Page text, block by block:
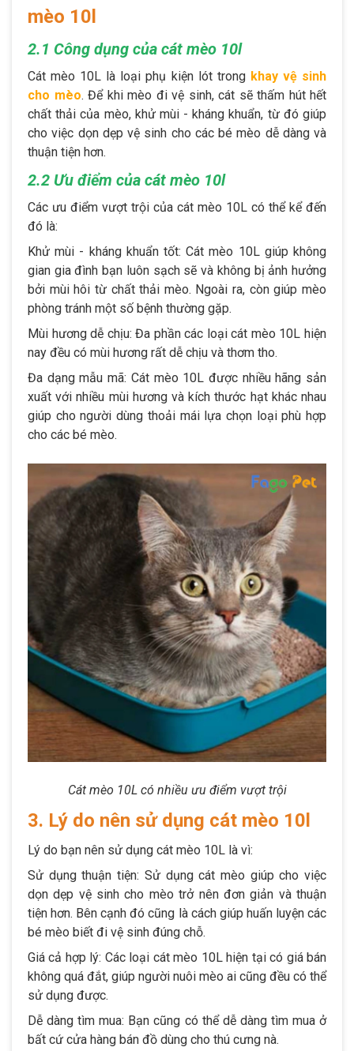
mèo 10l
2.1 Công dụng của cát mèo 10l
Cát mèo 10L là loại phụ kiện lót trong khay vệ sinh
cho mèo. Để khi mèo đi vệ sinh, cát sẽ thấm hút hết
chất thải của mèo, khử mùi - kháng khuẩn, từ đó giúp
cho việc dọn dẹp vệ sinh cho các bé mèo dễ dàng và
thuận tiện hơn.
2.2 Ưu điểm của cát mèo 10l
Các ưu điểm vượt trội của cát mèo 10L có thể kể đến
đó là:
Khử mùi - kháng khuẩn tốt: Cát mèo 10L giúp không
gian gia đình bạn luôn sạch sẽ và không bị ảnh hưởng
bởi mùi hôi từ chất thải mèo. Ngoài ra, còn giúp mèo
phòng tránh một số bệnh thường gặp.
Mùi hương dễ chịu: Đa phần các loại cát mèo 10L hiện
nay đều có mùi hương rất dễ chịu và thơm tho.
Đa dạng mẫu mã: Cát mèo 10L được nhiều hãng sản
xuất với nhiều mùi hương và kích thước hạt khác nhau
giúp cho người dùng thoải mái lựa chọn loại phù hợp
cho các bé mèo.
Cát mèo 10L có nhiều ưu điểm vượt trội
3. Lý do nên sử dụng cát mèo 10l
Lý do bạn nên sử dụng cát mèo 10L là vì:
Sử dụng thuận tiện: Sử dụng cát mèo giúp cho việc
dọn dẹp vệ sinh cho mèo trở nên đơn giản và thuận
tiện hơn. Bên cạnh đó cũng là cách giúp huấn luyện các
bé mèo biết đi vệ sinh đúng chỗ.
Giá cả hợp lý: Các loại cát mèo 10L hiện tại có giá bán
không quá đắt, giúp người nuôi mèo ai cũng đều có thể
sử dụng được.
Dễ dàng tìm mua: Bạn cũng có thể dễ dàng tìm mua ở
bất cứ cửa hàng bán đồ dùng cho thú cưng nà.